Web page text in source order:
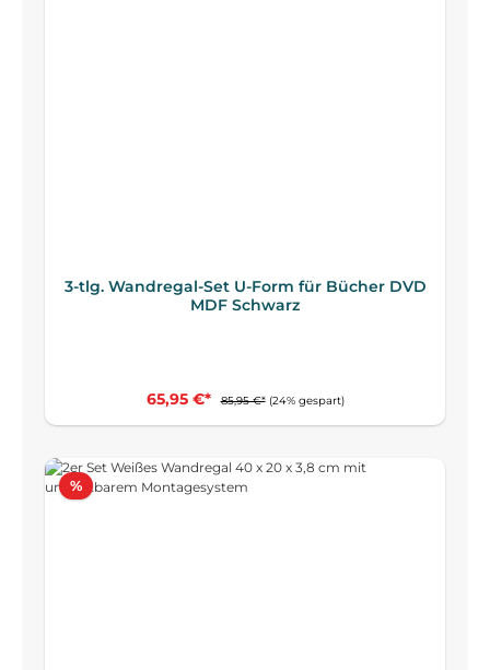
3-tlg. Wandregal-Set U-Form für Bücher DVD
MDF Schwarz
65,95 €* 85,95 €* (24% gespart)
%Rabatt